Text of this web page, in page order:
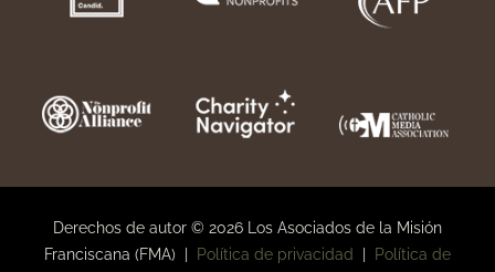
Derechos de autor © 2026 Los Asociados de la Misión
Franciscana (FMA) |
Política de privacidad Política de